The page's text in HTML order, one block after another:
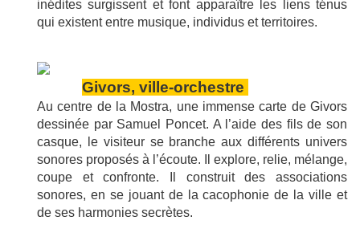
inédites surgissent et font apparaître les liens ténus
qui existent entre musique, individus et territoires.
Givors, ville-orchestre
Au centre de la Mostra, une immense carte de Givors
dessinée par Samuel Poncet. A l’aide des fils de son
casque, le visiteur se branche aux différents univers
sonores proposés à l’écoute. Il explore, relie, mélange,
coupe et confronte. Il construit des associations
sonores, en se jouant de la cacophonie de la ville et
de ses harmonies secrètes.